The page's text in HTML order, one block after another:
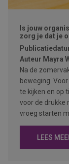
Is jouw
zorg je dat je
Auteur Mayra
Na de
beweging.
te kijken en op
voor de drukke
vroeg starten
LEES